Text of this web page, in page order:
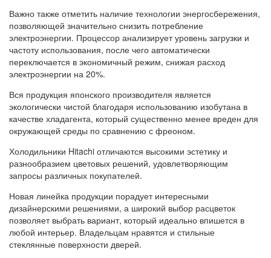
Важно также отметить наличие технологии энергосбережения,
позволяющей значительно снизить потребление
электроэнергии. Процессор анализирует уровень загрузки и
частоту использования, после чего автоматически
переключается в экономичный режим, снижая расход
электроэнергии на 20%.
Вся продукция японского производителя является
экологически чистой благодаря использованию изобутана в
качестве хладагента, который существенно менее вреден для
окружающей среды по сравнению с фреоном.
Холодильники Hitachi отличаются высокими эстетику и
разнообразием цветовых решений, удовлетворяющим
запросы различных покупателей.
Новая линейка продукции порадует интересными
дизайнерскими решениями, а широкий выбор расцветок
позволяет выбрать вариант, который идеально впишется в
любой интерьер. Владельцам нравятся и стильные
стеклянные поверхности дверей.